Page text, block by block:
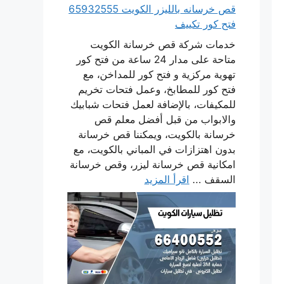
قص خرسانه بالليزر الكويت 65932555
فتح كور تكييف
خدمات شركة قص خرسانة الكويت
متاحة على مدار 24 ساعة من فتح كور
تهوية مركزية و فتح كور للمداخن، مع
فتح كور للمطابخ، وعمل فتحات تخريم
للمكيفات، بالإضافة لعمل فتحات شبابيك
والابواب من قبل أفضل معلم قص
خرسانة بالكويت، ويمكننا قص خرسانة
بدون اهتزازات في المباني بالكويت، مع
امكانية قص خرسانة ليزر، وقص خرسانة
السقف ... اقرأ المزيد